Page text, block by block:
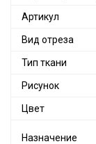
Артикул
Вид отреза
Тип ткани
Рисунок
Цвет
Назначение